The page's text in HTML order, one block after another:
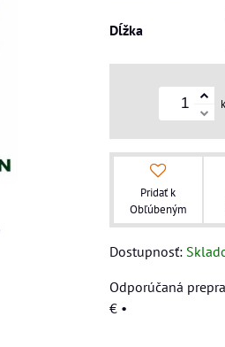
Dĺžka
Pridať k
Obľúbeným
Dostupnosť:
€ •